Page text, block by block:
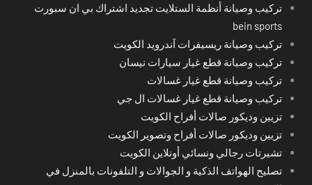
تركيب وصيانة أنظمة الستلايت تجديد اشتراك بي ان سبورت
bein sports
تركيب وصيانة ريسيفرات آندرويد الكويت
تركيب وصيانة قطع غيار سيارات نيسان
تركيب وصيانة قطع غيار غسالات
تركيب وصيانة قطع غيار غسالات ال جي
تزيين وديكور صالات أفراح الكويت
تزيين وديكور صالات أفراح وتصوير الكويت
تشيرتات رجالي ونسائي أونلاين الكويت
تصليح الهواتف الذكية و الجوالات و التلفونات بالمنزل في